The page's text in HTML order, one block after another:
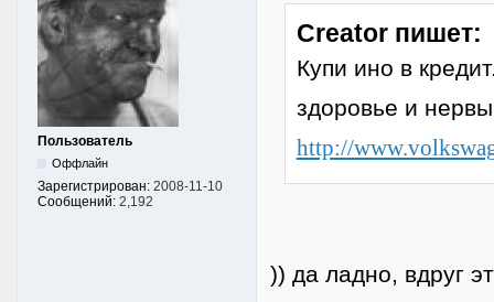
Пользователь
Оффлайн
Зарегистрирован: 2008-11-10
Сообщений: 2,192
Creator пишет:
Купи ино в
здоровье и
http://
)) да ладно, вдруг